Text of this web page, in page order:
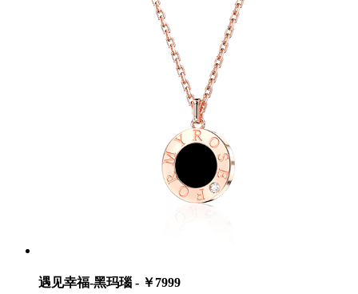
遇见幸福-黑玛瑙 - ￥7999